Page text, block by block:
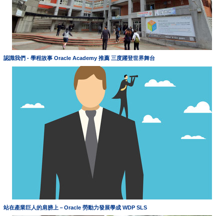
認識我們 - 學程故事 Oracle Academy 推薦 三度躍登世界舞台
站在產業巨人的肩膀上－Oracle 勞動力發展學成 WDP SLS